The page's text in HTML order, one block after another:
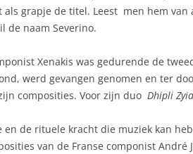
als grapje de titel. Leest men hem
de naam Severino.
Xenakis was gedurende de
werd gevangen genomen en ter
composities. Voor zijn duo Dhipli Zyia
en de rituele kracht die muziek kan
van de Franse componist André